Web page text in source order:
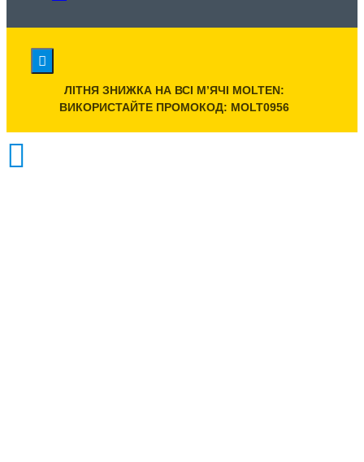
ЛІТНЯ ЗНИЖКА НА ВСІ МʼЯЧІ MOLTEN:
ВИКОРИСТАЙТЕ ПРОМОКОД: MOLT0956